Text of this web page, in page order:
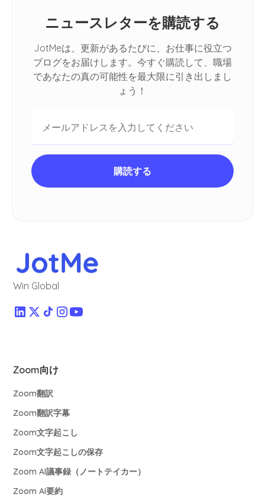
ニュースレターを購読する
JotMeは、更新があるたびに、お仕事に役立つ
ブログをお届けします。今すぐ購読して、職場
であなたの真の可能性を最大限に引き出しまし
ょう！
Win Global
Zoom向け
Zoom翻訳
Zoom翻訳字幕
Zoom文字起こし
Zoom文字起こしの保存
Zoom AI議事録（ノートテイカー）
Zoom AI要約